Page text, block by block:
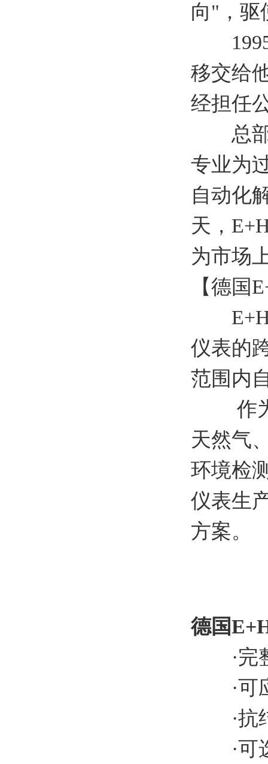
向"，驱
1995
移交给
经担任
总部
专业为
自动化
天，
为市场
【德国
E+H
仪表的
范围内
作为
天然气
环境检
仪表生
方案。
德国
·完整
·可应
·抗
·可选